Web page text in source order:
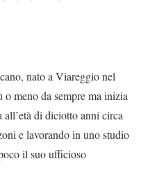
nato a Viareggio nel
meno da sempre ma inizia
all’età di diciotto anni circa
e lavorando in uno studio
il suo ufficioso